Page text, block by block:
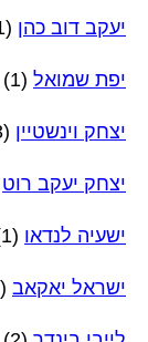
יעקב דוב כהן (1)
יפת שמואל (1)
יצחק וינשטיין (13)
יצחק יעקב רוט
ישעיה לנדאו (1)
ישראל יאקאב (1)